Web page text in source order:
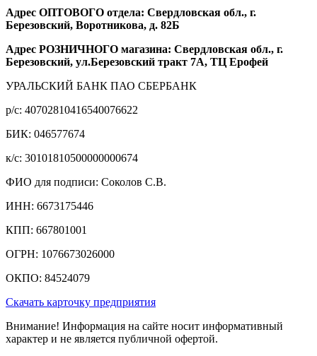
Адрес ОПТОВОГО отдела: Свердловская обл., г.
Березовский, Воротникова, д. 82Б
Адрес РОЗНИЧНОГО магазина: Свердловская обл., г.
Березовский, ул.Березовский тракт 7А, ТЦ Ерофей
УРАЛЬСКИЙ БАНК ПАО СБЕРБАНК
р/c: 40702810416540076622
БИК: 046577674
к/c: 30101810500000000674
ФИО для подписи: Соколов С.В.
ИНН: 6673175446
КПП: 667801001
ОГРН: 1076673026000
ОКПО: 84524079
Скачать карточку предприятия
Внимание! Информация на сайте носит информативный
характер и не является публичной офертой.